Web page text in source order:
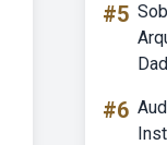
#5
#6